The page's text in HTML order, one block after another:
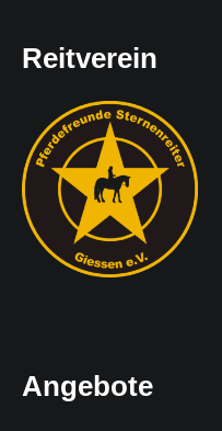
Reitverein
Angebote